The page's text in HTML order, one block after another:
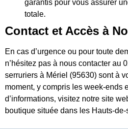
garantis pour vous assurer
totale.
Contact et Accès à
En cas d’urgence ou pour toute
n’hésitez pas à nous contacter au
serruriers à Mériel (95630) sont à
moment, y compris les week-ends
d’informations, visitez notre site
boutique située dans les Hauts-